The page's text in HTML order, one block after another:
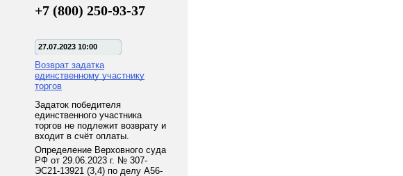
+7 (800) 250-93-37
27.07.2023 10:00
Возврат задатка
единственному участнику
торгов
Задаток победителя
единственного участника
торгов не подлежит возврату и
входит в счёт оплаты.
Определение Верховного суда
РФ от 29.06.2023 г. № 307-
ЭС21-13921 (3,4) по делу А56-